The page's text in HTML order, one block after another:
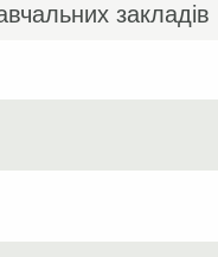
закладів